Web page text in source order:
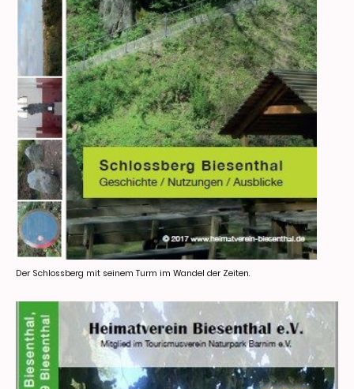
Der Schlossberg mit seinem Turm im Wandel der Zeiten.